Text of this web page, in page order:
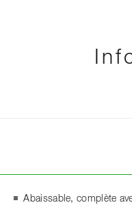
Abaissable, complète